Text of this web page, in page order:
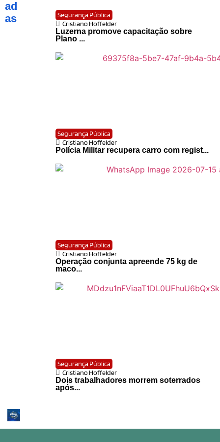
ad
as
Segurança Pública
Cristiano Hoffelder
Luzerna promove capacitação sobre
Plano ...
Segurança Pública
Cristiano Hoffelder
Polícia Militar recupera carro com regist...
Segurança Pública
Cristiano Hoffelder
Operação conjunta apreende 75 kg de
maco...
Segurança Pública
Cristiano Hoffelder
Dois trabalhadores morrem soterrados
após...